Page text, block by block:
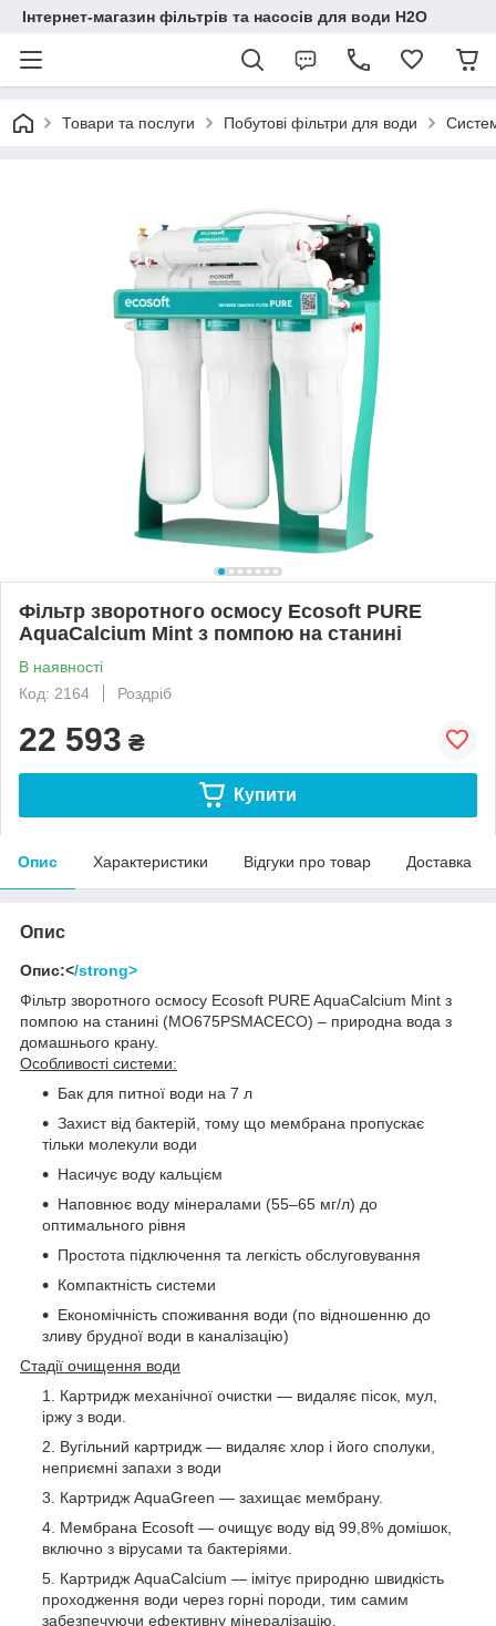
Інтернет-магазин фільтрів та насосів для води H2O
Товари та послуги Побутові фільтри для води
Фільтр зворотного осмосу Ecosoft PURE
AquaCalcium Mint з помпою на станині
В наявності
Код: 2164
Роздріб
22 593 ₴
Купити
Опис Характеристики Відгуки про товар Доставка
Опис
Опис:</strong>
Фільтр зворотного осмосу Ecosoft PURE AquaCalcium Mint з
помпою на станині (MO675PSMACECO) – природна вода з
домашнього крану.
Особливості системи:
Бак для питної води на 7 л
Захист від бактерій, тому що мембрана пропускає
тільки молекули води
Насичує воду кальцієм
Наповнює воду мінералами (55‒65 мг/л) до
оптимального рівня
Простота підключення та легкість обслуговування
Компактність системи
Економічність споживання води (по відношенню до
зливу брудної води в каналізацію)
Стадії очищення води
Картридж механічної очистки — видаляє пісок, мул,
іржу з води.
Вугільний картридж — видаляє хлор і його сполуки,
неприємні запахи з води
Картридж AquaGreen — захищає мембрану.
Мембрана Ecosoft — очищує воду від 99,8% домішок,
включно з вірусами та бактеріями.
Картридж AquaCalcium — імітує природню швидкість
проходження води через горні породи, тим самим
забезпечуючи ефективну мінералізацію.